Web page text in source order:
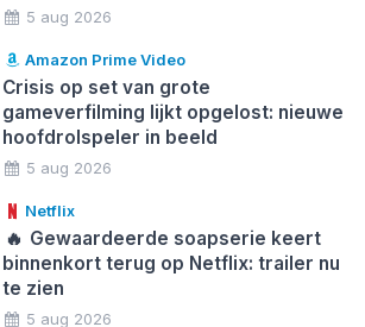
5 aug 2026
Amazon Prime Video
Crisis op set van grote
gameverfilming lijkt opgelost: nieuwe
hoofdrolspeler in beeld
5 aug 2026
Netflix
🔥 Gewaardeerde soapserie keert
binnenkort terug op Netflix: trailer nu
te zien
5 aug 2026